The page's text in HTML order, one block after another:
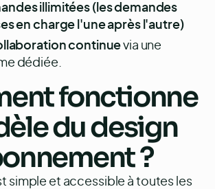
illimitées (les demandes
en charge l'une après l'autre)
continuevia une
dédiée.
fonctionne
dudesign
?
simple et accessible à toutes les